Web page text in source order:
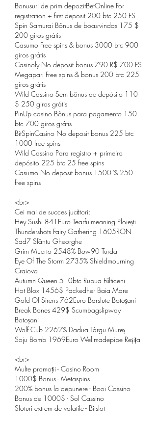
Bonusuri de prim depozitBetOnline For
registration + first deposit 200 btc 250 FS
Spin Samurai Bônus de boas-vindas 175 $
200 giros grátis
Casumo Free spins & bonus 3000 btc 900
giros grátis
Casinoly No deposit bonus 790 R$ 700 FS
Megapari Free spins & bonus 200 btc 225
giros grátis
Wild Cassino Sem bônus de depósito 110
$ 250 giros grátis
PinUp casino Bônus para pagamento 150
btc 700 giros grátis
BitSpinCasino No deposit bonus 225 btc
1000 free spins
Wild Cassino Para registro + primeiro
depósito 225 btc 25 free spins
Casumo No deposit bonus 1500 % 250
free spins
<br>
Cei mai de succes jucători:
Hey Sushi 841Euro Tearfulmeaning Ploiești
Thundershots Fairy Gathering 1605RON
Sad7 Sfântu Gheorghe
Grim Muerto 2548% Bow90 Turda
Eye Of The Storm 2735% Shieldmourning
Craiova
Autumn Queen 510btc Rubua Fălticeni
Hot Blox 1456$ Packedher Baia Mare
Gold Of Sirens 762Euro Barslute Botoșani
Break Bones 429$ Scumbagslipway
Botoșani
Wolf Cub 2262% Dadua Târgu Mureș
Soju Bomb 1969Euro Wellmadepipe Reșița
<br>
Multe promoții - Casino Room
1000$ Bonus - Metaspins
200% bonus la depunere - Booi Cassino
Bonus de 1000$ - Sol Cassino
Sloturi extrem de volatile - Bitslot